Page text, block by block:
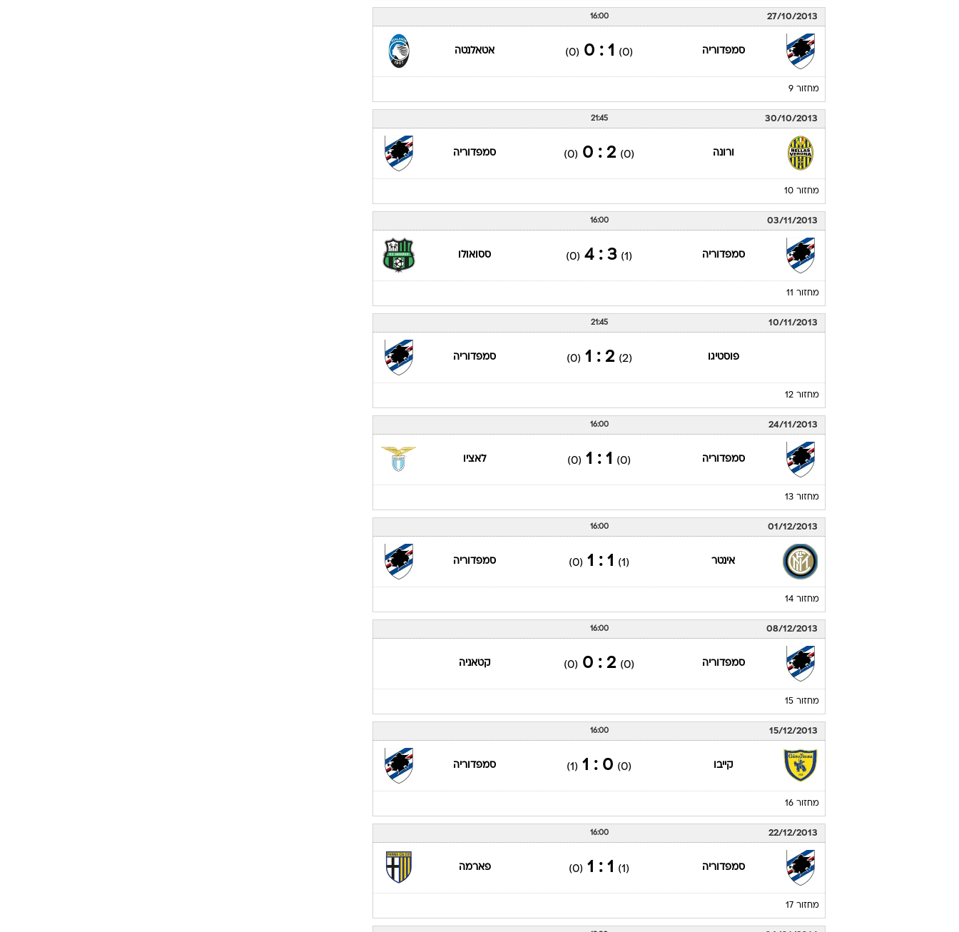
27/10/2013
16:00
סמפדוריה (0)
1 : 0
(0) אטאלנטה
מחזור 9
30/10/2013
21:45
ורונה (0)
2 : 0
(0) סמפדוריה
מחזור 10
03/11/2013
16:00
סמפדוריה (1)
3 : 4
(0) ססואולו
מחזור 11
10/11/2013
21:45
פוסטיגו (2)
2 : 1
(0) סמפדוריה
מחזור 12
24/11/2013
16:00
סמפדוריה (0)
1 : 1
(0) לאציו
מחזור 13
01/12/2013
16:00
אינטר (1)
1 : 1
(0) סמפדוריה
מחזור 14
08/12/2013
16:00
סמפדוריה (0)
2 : 0
(0) קטאניה
מחזור 15
15/12/2013
16:00
קייבו (0)
0 : 1
(1) סמפדוריה
מחזור 16
22/12/2013
16:00
סמפדוריה (1)
1 : 1
(0) פארמה
מחזור 17